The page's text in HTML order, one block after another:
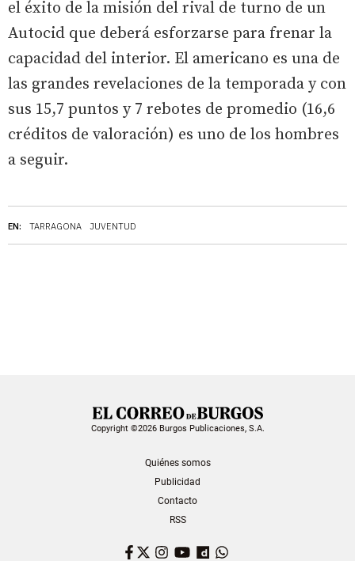
EN: TARRAGONA JUVENTUD
el éxito de la misión del rival de turno de un
Autocid que deberá esforzarse para frenar la
capacidad del interior. El americano es una de
las grandes revelaciones de la temporada y con
sus 15,7 puntos y 7 rebotes de promedio (16,6
créditos de valoración) es uno de los hombres
a seguir.
Copyright ©2026 Burgos Publicaciones, S.A.
Quiénes somos
Publicidad
Contacto
RSS
Facebook
TwitterInstagram
YouTubeDailymotion